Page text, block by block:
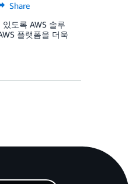
Share
도록 AWS 솔루
플랫폼을 더욱